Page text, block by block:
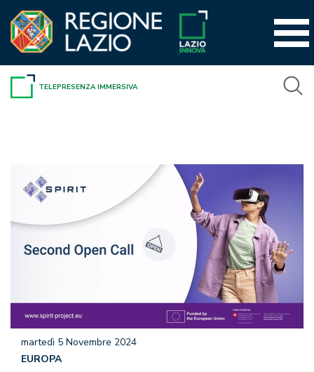
contenuto
TELEPRESENZA IMMERSIVA
martedì 5 Novembre 2024
EUROPA